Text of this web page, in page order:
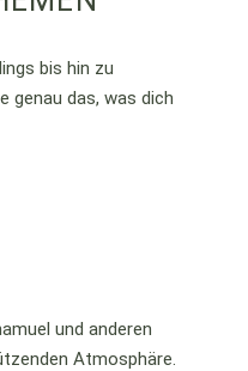
bis hin zu
genau das, was dich
und anderen
Atmosphäre.